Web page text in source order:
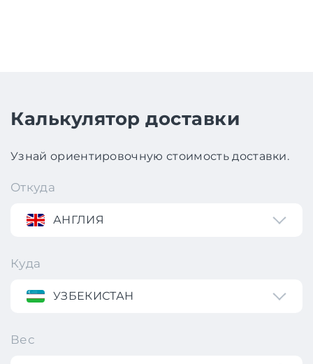
Калькулятор доставки
Узнай ориентировочную стоимость доставки.
Откуда
АНГЛИЯ
Куда
УЗБЕКИСТАН
Вес